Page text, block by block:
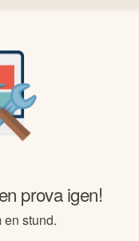
prova igen!
stund.